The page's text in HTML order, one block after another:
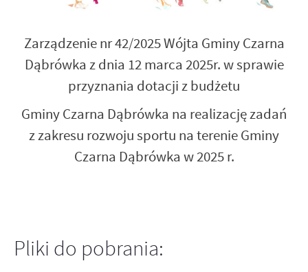
Zarządzenie nr 42/2025 Wójta Gminy Czarna
Dąbrówka z dnia 12 marca 2025r. w sprawie
przyznania dotacji z budżetu
Gminy Czarna Dąbrówka na realizację zadań
z zakresu rozwoju sportu na terenie Gminy
Czarna Dąbrówka w 2025 r.
Pliki do pobrania: